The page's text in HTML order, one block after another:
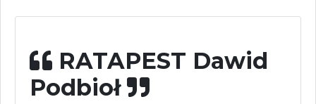
RATAPEST Dawid
Podbioł